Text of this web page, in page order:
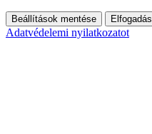
Beállítások mentése Elfogadás
Adatvédelemi nyilatkozatot